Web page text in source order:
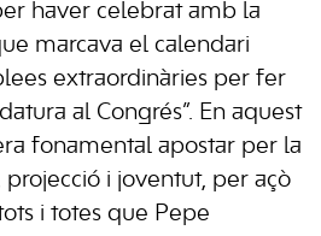
haver celebrat amb la
marcava el calendari
extraordinàries per fer
al Congrés”. En aquest
fonamental apostar per la
projecció i joventut, per açò
i totes que Pepe